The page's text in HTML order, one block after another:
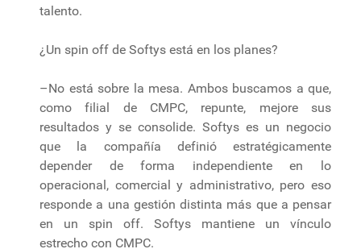
talento.
¿Un spin off de Softys está en los planes?
–No está sobre la mesa. Ambos buscamos a que,
como filial de CMPC, repunte, mejore sus
resultados y se consolide. Softys es un negocio
que la compañía definió estratégicamente
depender de forma independiente en lo
operacional, comercial y administrativo, pero eso
responde a una gestión distinta más que a pensar
en un spin off. Softys mantiene un vínculo
estrecho con CMPC.